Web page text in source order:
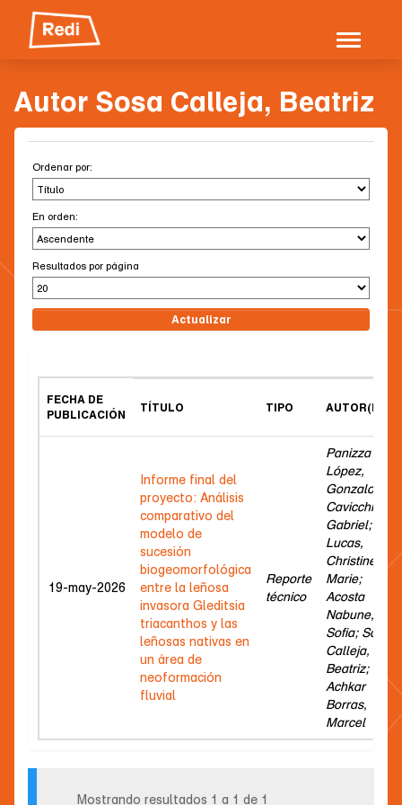
navigation
Autor Sosa Calleja, Beatriz
Ordenar por:
En orden:
Resultados por página
FECHA DE
PUBLICACIÓN
TÍTULO TIPO AUTOR(ES)
19-may-2026
Informe final del
proyecto: Análisis
comparativo del
modelo de
sucesión
biogeomorfológica
entre la leñosa
invasora Gleditsia
triacanthos y las
leñosas nativas en
un área de
neoformación
fluvial
Reporte
técnico
Panizza
López,
Gonzalo;
Cavicchioli,
Gabriel;
Lucas,
Christine
Marie;
Acosta
Nabune,
Sofia; Sosa
Calleja,
Beatriz;
Achkar
Borras,
Marcel
Mostrando resultados 1 a 1 de 1